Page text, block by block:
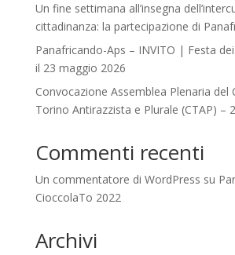
Un fine settimana all’insegna
cittadinanza: la partecipazione di
Panafricando-Aps – INVITO | Festa
il 23 maggio 2026
Convocazione Assemblea Plenaria del
Torino Antirazzista e Plurale (CTAP) –
Commenti recenti
Un commentatore di WordPress su
CioccolaTo 2022
Archivi